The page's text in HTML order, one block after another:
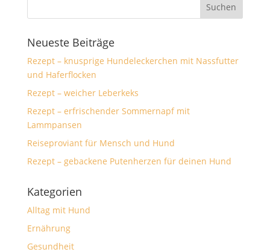
Neueste Beiträge
Rezept – knusprige Hundeleckerchen mit Nassfutter
und Haferflocken
Rezept – weicher Leberkeks
Rezept – erfrischender Sommernapf mit
Lammpansen
Reiseproviant für Mensch und Hund
Rezept – gebackene Putenherzen für deinen Hund
Kategorien
Alltag mit Hund
Ernährung
Gesundheit